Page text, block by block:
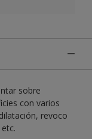
sobre
con varios
revoco